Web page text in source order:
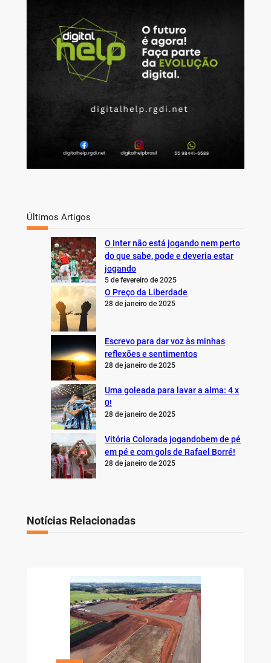
Últimos Artigos
O Inter não está jogando nem perto
do que sabe, pode e deveria estar
jogando
5 de fevereiro de 2025
O Preço da Liberdade
28 de janeiro de 2025
Escrevo para dar voz às minhas
reflexões e sentimentos
28 de janeiro de 2025
Uma goleada para lavar a alma: 4 x
0!
28 de janeiro de 2025
Vitória Colorada jogandobem de pé
em pé e com gols de Rafael Borré!
28 de janeiro de 2025
Notícias Relacionadas